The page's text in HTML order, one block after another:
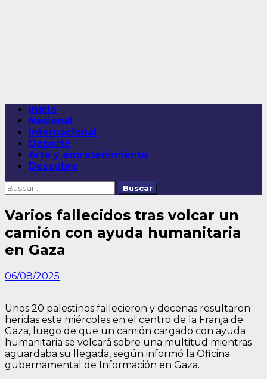
Menú
principal
Inicio
Nacional
Internacional
Deporte
Arte y entretenimiento
Descubre
Buscar:
Varios fallecidos tras volcar un
camión con ayuda humanitaria
en Gaza
06/08/2025
Unos 20 palestinos fallecieron y decenas resultaron
heridas este miércoles en el centro de la Franja de
Gaza, luego de que un camión cargado con ayuda
humanitaria se volcará sobre una multitud mientras
aguardaba su llegada, según informó la Oficina
gubernamental de Información en Gaza.